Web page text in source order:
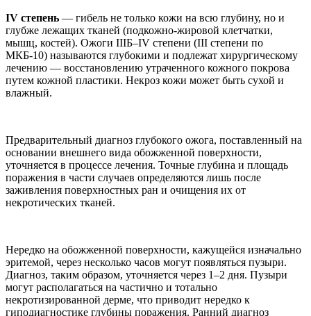
IV степень — гибель не только кожи на всю глубину, но и
глубже лежащих тканей (подкожно-жировой клетчатки,
мышц, костей). Ожоги IIIБ–IV степени (III степени по
МКБ-10) называются глубокими и подлежат хирургическому
лечению — восстановлению утраченного кожного покрова
путем кожной пластики. Некроз кожи может быть сухой и
влажный.
Предварительный диагноз глубокого ожога, поставленный на
основании внешнего вида обожженной поверхности,
уточняется в процессе лечения. Точные глубина и площадь
поражения в части случаев определяются лишь после
заживления поверхностных ран и очищения их от
некротических тканей.
Нередко на обожженной поверхности, кажущейся изначально
эритемой, через несколько часов могут появляться пузыри.
Диагноз, таким образом, уточняется через 1–2 дня. Пузыри
могут располагаться на частично и тотально
некротизированной дерме, что приводит нередко к
гиподиагностике глубины поражения. Ранний диагноз